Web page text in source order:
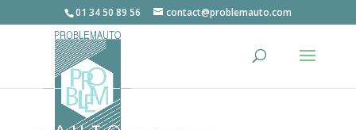
01 34 50 89 56 contact@problemauto.com